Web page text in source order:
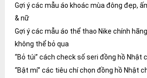
Gợi ý các mẫu áo khoác mùa đông đẹp,
& nữ
Gợi ý các mẫu áo thể thao Nike chính
không thể bỏ qua
“Bỏ túi” cách check số seri đồng hồ Nhật
“Bật mí” các tiêu chí chọn đồng hồ Nhật